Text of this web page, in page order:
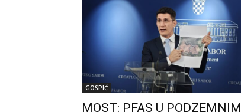
GOSPIĆ
MOST: PFAS U PODZEMNIM